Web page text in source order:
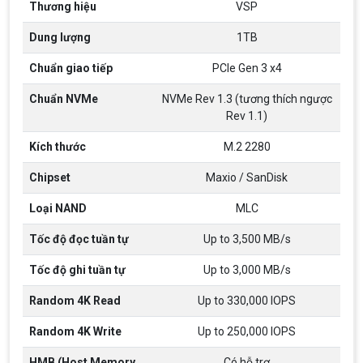
Thương hiệu VSP
Dung lượng 1TB
Chuẩn giao tiếp PCIe Gen 3 x4
Chuẩn NVMe
NVMe Rev 1.3 (tương thích ngược
Rev 1.1)
Kích thước M.2 2280
Chipset Maxio / SanDisk
Loại NAND MLC
Tốc độ đọc tuần tự Up to 3,500 MB/s
Tốc độ ghi tuần tự Up to 3,000 MB/s
Random 4K Read Up to 330,000 IOPS
Random 4K Write Up to 250,000 IOPS
Top 18 tựa game PC huyền thoại gắn liền
Top 18 tựa game PC huyền thoại gắn liền với tuổi
Hãng ASRock Công Bố 2 dòng Card Đồ
ASRock Công Bố Series Cạc Đồ Họa AMD
Radeon™ RX 6600 XT Cung Cấp Hiệu Suất Chơi
Game 1080p Tối Ưu
Nên Hay Không Dùng Tivi Thay Cho Màn
Nhiều người dùng băn khoăn trong việc có nên sử